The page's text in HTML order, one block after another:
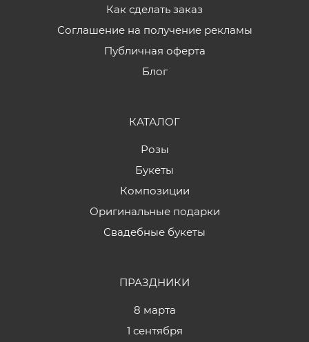
Как сделать заказ
Соглашение на получение рекламы
Публичная оферта
Блог
КАТАЛОГ
Розы
Букеты
Композиции
Оригинальные подарки
Свадебные букеты
ПРАЗДНИКИ
8 марта
1 сентября